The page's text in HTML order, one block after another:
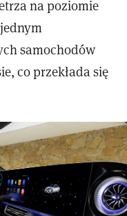
na poziomie
samochodów
co przekłada się